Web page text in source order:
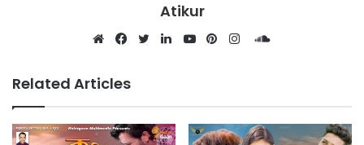
Atikur
SoundCloud
Related Articles